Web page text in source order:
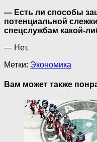
— Есть ли способы
потенциальной
спецслужбам какой-
— Нет.
Метки: Экономика
Вам может также